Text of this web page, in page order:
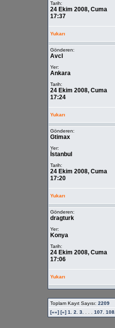
Tarih:
24 Ekim 2008, Cuma
17:37
Yukarı
Gönderen:
AvcI
Yer:
Ankara
Tarih:
24 Ekim 2008, Cuma
17:24
Yukarı
Gönderen:
Gtimax
Yer:
İstanbul
Tarih:
24 Ekim 2008, Cuma
17:20
Yukarı
Gönderen:
dragturk
Yer:
Konya
Tarih:
24 Ekim 2008, Cuma
17:06
Yukarı
Toplam Kayıt Sayısı: 2209
[««] [«] 1. 2. 3. 107. 108.